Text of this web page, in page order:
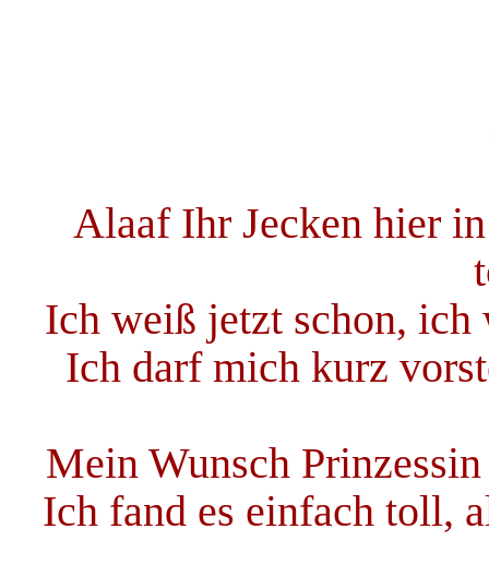
Alaaf Ihr Jecken hier
Ich weiß jetzt schon, ich
Ich darf mich kurz
Mein Wunsch
Ich fand es einfach toll,